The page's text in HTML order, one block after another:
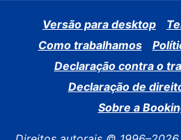
Versão para desktop
Como trabalhamos
Declaração contra o
Declaração de
Sobre a